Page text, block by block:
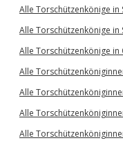
Alle Torschützenkönige in
Alle Torschützenkönige in
Alle Torschützenkönige in
Alle
Alle
Alle
Alle